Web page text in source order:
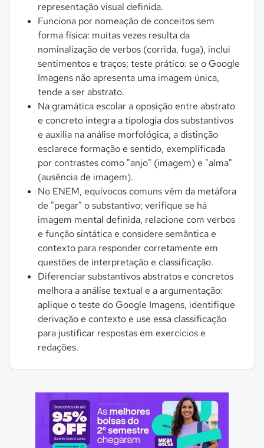
representação visual definida.
Funciona por nomeação de conceitos sem
forma física: muitas vezes resulta da
nominalização de verbos (corrida, fuga), inclui
sentimentos e traços; teste prático: se o Google
Imagens não apresenta uma imagem única,
tende a ser abstrato.
Na gramática escolar a oposição entre abstrato
e concreto integra a tipologia dos substantivos
e auxilia na análise morfológica; a distinção
esclarece formação e sentido, exemplificada
por contrastes como "anjo" (imagem) e "alma"
(ausência de imagem).
No ENEM, equívocos comuns vêm da metáfora
de "pegar" o substantivo; verifique se há
imagem mental definida, relacione com verbos
e função sintática e considere semântica e
contexto para responder corretamente em
questões de interpretação e classificação.
Diferenciar substantivos abstratos e concretos
melhora a análise textual e a argumentação:
aplique o teste do Google Imagens, identifique
derivação e contexto e use essa classificação
para justificar respostas em exercícios e
redações.